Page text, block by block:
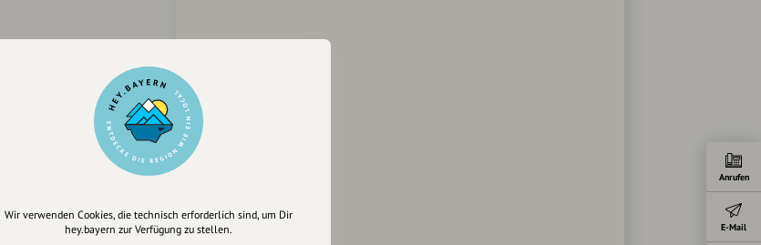
Anrufen
E-Mail
Wir verwenden Cookies, die technisch erforderlich sind, um Dir
hey.bayern zur Verfügung zu stellen.